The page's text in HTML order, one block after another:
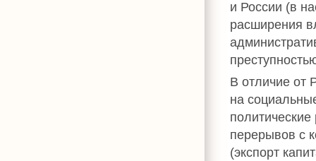
и России (в
расширения
В отличие от
на
перерывов с
(экспорт